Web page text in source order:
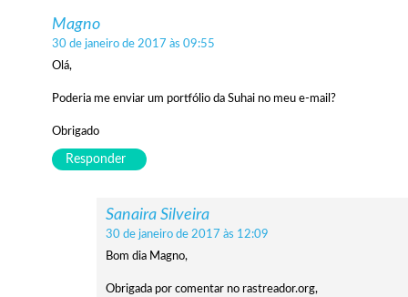
Magno
30 de janeiro de 2017 às 09:55
Olá,
Poderia me enviar um portfólio da Suhai no meu e-mail?
Obrigado
Responder
Sanaira Silveira
30 de janeiro de 2017 às 12:09
Bom dia Magno,
Obrigada por comentar no rastreador.org,